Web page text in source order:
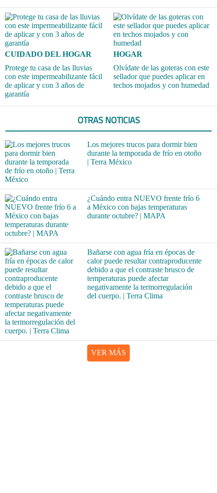
CUIDADO DEL HOGAR
Protege tu casa de las lluvias
con este impermeabilizante fácil
de aplicar y con 3 años de
garantía
HOGAR
Olvídate de las goteras con este
sellador que puedes aplicar en
techos mojados y con humedad
OTRAS NOTICIAS
Los mejores trucos para dormir bien
durante la temporada de frío en otoño
| Terra México
¿Cuándo entra NUEVO frente frío 6
a México con bajas temperaturas
durante octubre? | MAPA
Bañarse con agua fría en épocas de
calor puede resultar contraproducente
debido a que el contraste brusco de
temperaturas puede afectar
negativamente la termorregulación
del cuerpo. | Terra Clima
VER MÁS